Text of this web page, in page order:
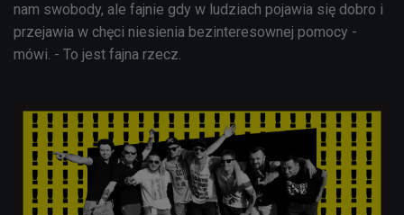
nam swobody, ale fajnie gdy w ludziach pojawia się dobro i
przejawia w chęci niesienia bezinteresownej pomocy -
mówi. - To jest fajna rzecz.